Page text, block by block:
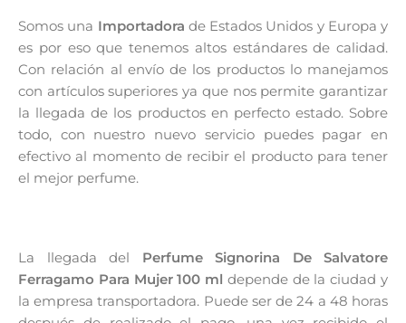
Somos una Importadora de Estados Unidos y Europa y
es por eso que tenemos altos estándares de calidad.
Con relación al envío de los productos lo manejamos
con artículos superiores ya que nos permite garantizar
la llegada de los productos en perfecto estado. Sobre
todo, con nuestro nuevo servicio puedes pagar en
efectivo al momento de recibir el producto para tener
el mejor perfume.
La llegada del Perfume Signorina De Salvatore
Ferragamo Para Mujer 100 ml depende de la ciudad y
la empresa transportadora. Puede ser de 24 a 48 horas